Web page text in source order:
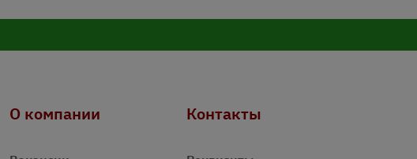
О компании Контакты